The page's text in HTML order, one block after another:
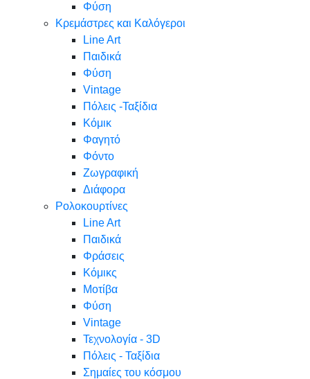
Φύση
Κρεμάστρες και Καλόγεροι
Line Art
Παιδικά
Φύση
Vintage
Πόλεις -Ταξίδια
Κόμικ
Φαγητό
Φόντο
Ζωγραφική
Διάφορα
Ρολοκουρτίνες
Line Art
Παιδικά
Φράσεις
Κόμικς
Μοτίβα
Φύση
Vintage
Τεχνολογία - 3D
Πόλεις - Ταξίδια
Σημαίες του κόσμου